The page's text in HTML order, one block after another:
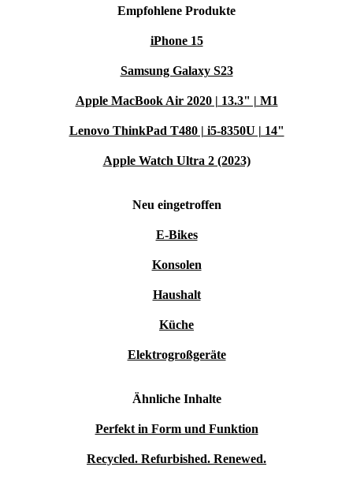
Empfohlene Produkte
iPhone 15
Samsung Galaxy S23
Apple MacBook Air 2020 | 13.3" | M1
Lenovo ThinkPad T480 | i5-8350U | 14"
Apple Watch Ultra 2 (2023)
Neu eingetroffen
E-Bikes
Konsolen
Haushalt
Küche
Elektrogroßgeräte
Ähnliche Inhalte
Perfekt in Form und Funktion
Recycled. Refurbished. Renewed.